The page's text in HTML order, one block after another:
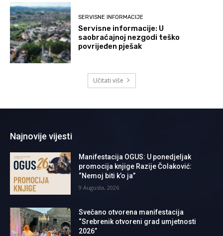
SERVISNE INFORMACIJE
Servisne informacije: U
saobraćajnoj nezgodi teško
povrijeđen pješak
Učitati više
Najnovije vijesti
Manifestacija OGUS: U ponedjeljak
promocija knjige Razije Čolaković:
“Nemoj biti k’o ja”
9 Augusta, 2026
Svečano otvorena manifestacija
“Srebrenik otvoreni grad umjetnosti
2026”